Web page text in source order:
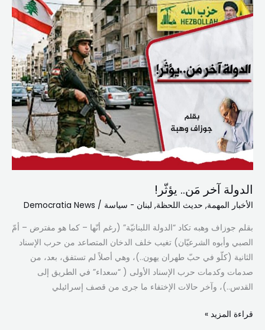
الدولة آخر مَن.. يؤثّر!
الأخبار المهمة, حديث اللحظة, لبنان - سياسة /
Democratia News
بقلم جوزاف وهبه تكاد “الدولة اللبنانيّة” (رغم أنّها – كما هو مفترض – أمّ
الصبي وأبوه الشرعيّان) تغيب خلف الدخان المتصاعد من حرب الإسناد
الثانية (كلّو في حبّ طهران يهون..)، وهي أصلاً لم تستفق، بعد، من
صدمات وكدمات حرب الإسناد الأولى ( “سعداء” في الطريق إلى
القدس..)، وآخر حالات الإختفاء ما جرى من قصف إسرائيلي
قراءة المزيد »